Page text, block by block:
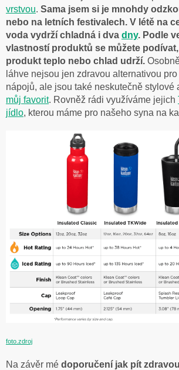
vrstvou. Sama jsem si je mnohdy
nebo na letních festivalech. V létě na
voda vydrží chladná i dva dny. Podle
vlastností produktů se můžete
produkt teplo nebo chlad udrží.
láhve nejsou jen zdravou alternativou
nápojů, ale jsou také neskutečně stylové
můj favorit. Rovněž rádi využíváme jejich
jídlo, kterou máme pro našeho syna na
foto.zdroj
Na závěr mé doporučení jak pít